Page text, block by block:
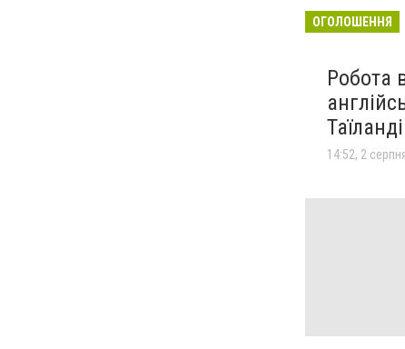
ОГОЛОШЕННЯ
Робота
Таїланді
14:52, 2